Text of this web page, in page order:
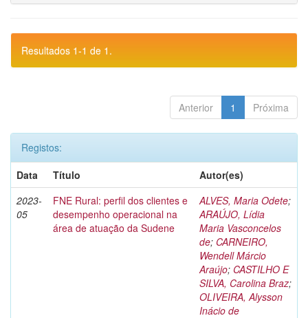
Resultados 1-1 de 1.
Anterior 1 Próxima
Registos:
Data
Título
Autor(es)
2023-
05
FNE Rural: perfil dos clientes e
desempenho operacional na
área de atuação da Sudene
ALVES, Maria Odete;
ARAÚJO, Lídia
Maria Vasconcelos
de; CARNEIRO,
Wendell Márcio
Araújo; CASTILHO E
SILVA, Carolina Braz;
OLIVEIRA, Alysson
Inácio de